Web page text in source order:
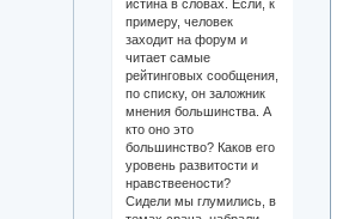
истина в словах. Если, к
примеру, человек
заходит на форум и
читает самые
рейтинговых сообщения,
по списку, он заложник
мнения большинства. А
кто оно это
большинство? Каков его
уровень развитости и
нравствеености?
Сидели мы глумились, в